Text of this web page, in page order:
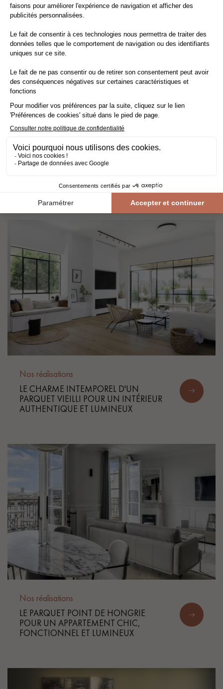
Nos réalisations
AMBIANCE COSY SO BRITISH
Nos réalisations
LE CHARME INTEMPOREL D'UN
PARQUET VIEILLI POUR UN INTÉRIEUR
AUTHENTIQUE ET LUMINEUX
Nos réalisations
LE PARQUET POINT DE HONGRIE
POUR UN APPARTEMENT CHIC,
FONCTIONNEL ET LUMINEUX